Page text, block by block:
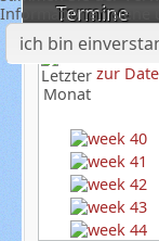
Termine
Informationen siehe
ich bin
zur